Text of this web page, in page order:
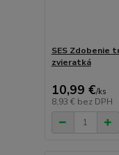
SES Zdobenie
zvieratká
10,99 €/ks
8,93 € bez DPH